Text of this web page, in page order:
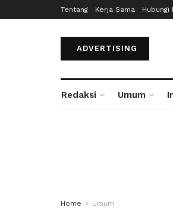
Tentang Kerja Sama Hubungi
ADVERTISING
Redaksi Umum
Home Umum